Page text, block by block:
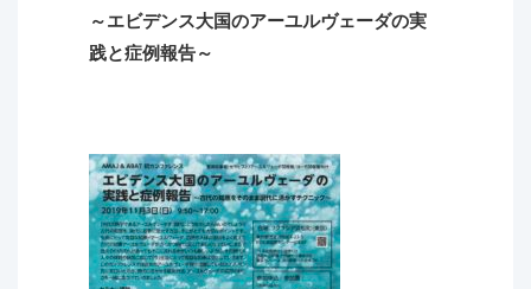
～エビデンス大国のアーユルヴェーダの実
践と症例報告～